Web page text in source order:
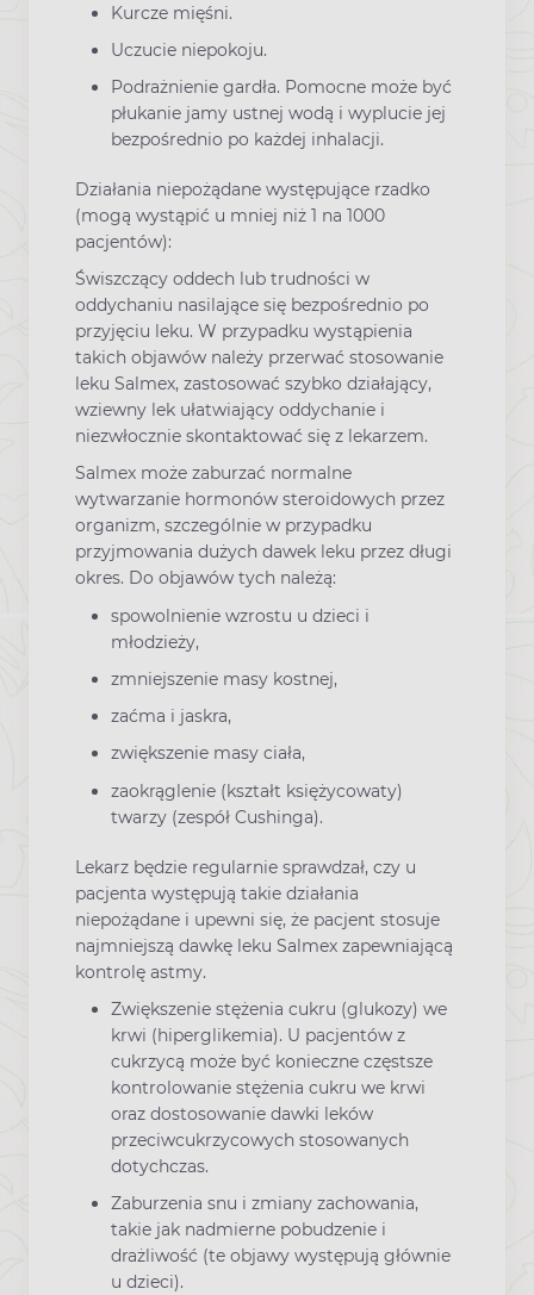
Kurcze mięśni.
Uczucie niepokoju.
Podrażnienie gardła. Pomocne może być
płukanie jamy ustnej wodą i wyplucie jej
bezpośrednio po każdej inhalacji.
Działania niepożądane występujące rzadko
(mogą wystąpić u mniej niż 1 na 1000
pacjentów):
Świszczący oddech lub trudności w
oddychaniu nasilające się bezpośrednio po
przyjęciu leku. W przypadku wystąpienia
takich objawów należy przerwać stosowanie
leku Salmex, zastosować szybko działający,
wziewny lek ułatwiający oddychanie i
niezwłocznie skontaktować się z lekarzem.
Salmex może zaburzać normalne
wytwarzanie hormonów steroidowych przez
organizm, szczególnie w przypadku
przyjmowania dużych dawek leku przez długi
okres. Do objawów tych należą:
spowolnienie wzrostu u dzieci i
młodzieży,
zmniejszenie masy kostnej,
zaćma i jaskra,
zwiększenie masy ciała,
zaokrąglenie (kształt księżycowaty)
twarzy (zespół Cushinga).
Lekarz będzie regularnie sprawdzał, czy u
pacjenta występują takie działania
niepożądane i upewni się, że pacjent stosuje
najmniejszą dawkę leku Salmex zapewniającą
kontrolę astmy.
Zwiększenie stężenia cukru (glukozy) we
krwi (hiperglikemia). U pacjentów z
cukrzycą może być konieczne częstsze
kontrolowanie stężenia cukru we krwi
oraz dostosowanie dawki leków
przeciwcukrzycowych stosowanych
dotychczas.
Zaburzenia snu i zmiany zachowania,
takie jak nadmierne pobudzenie i
drażliwość (te objawy występują głównie
u dzieci).